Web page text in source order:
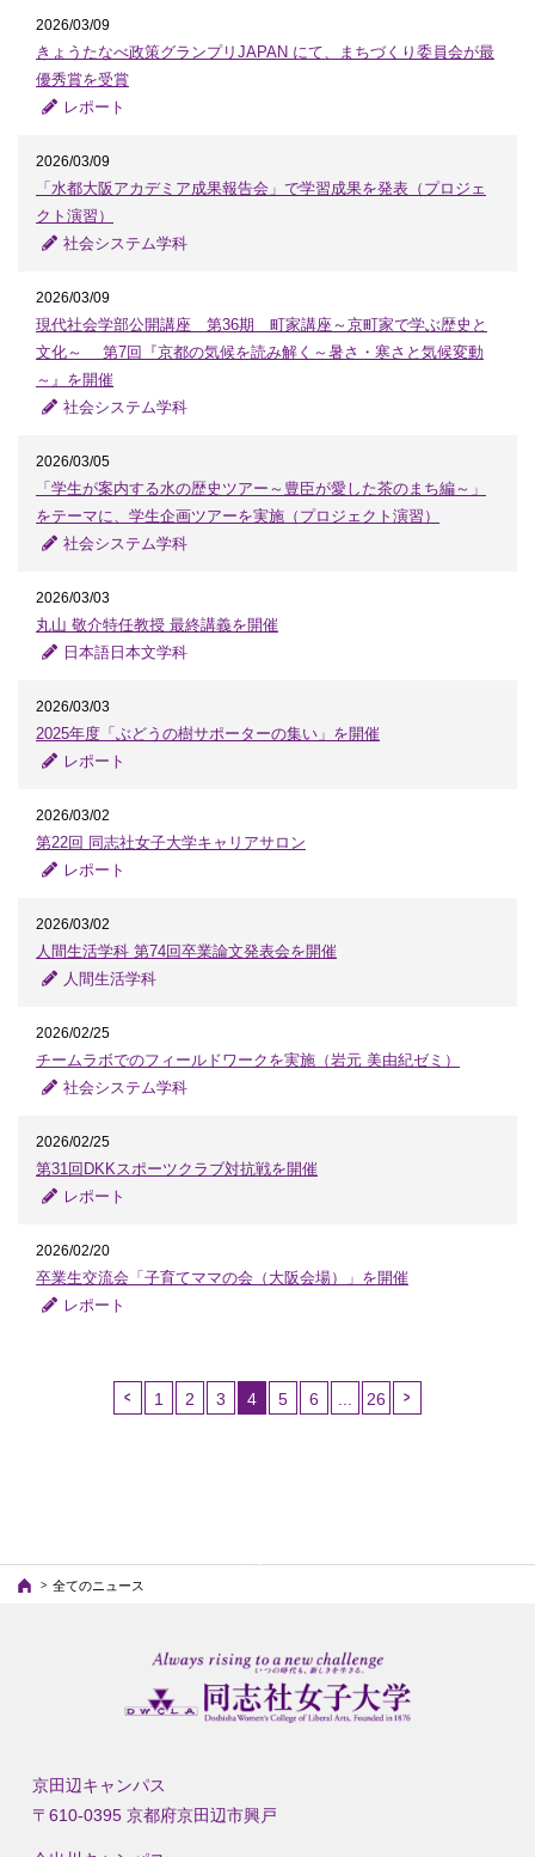
2026/03/09
きょうたなべ政策グランプリJAPAN にて、まちづくり委員会が最
優秀賞を受賞
レポート
2026/03/09
「水都大阪アカデミア成果報告会」で学習成果を発表（プロジェ
クト演習）
社会システム学科
2026/03/09
現代社会学部公開講座 第36期 町家講座～京町家で学ぶ歴史と
文化～ 第7回『京都の気候を読み解く～暑さ・寒さと気候変動
～』を開催
社会システム学科
2026/03/05
「学生が案内する水の歴史ツアー～豊臣が愛した茶のまち編～」
をテーマに、学生企画ツアーを実施（プロジェクト演習）
社会システム学科
2026/03/03
丸山 敬介特任教授 最終講義を開催
日本語日本文学科
2026/03/03
2025年度「ぶどうの樹サポーターの集い」を開催
レポート
2026/03/02
第22回 同志社女子大学キャリアサロン
レポート
2026/03/02
人間生活学科 第74回卒業論文発表会を開催
人間生活学科
2026/02/25
チームラボでのフィールドワークを実施（岩元 美由紀ゼミ）
社会システム学科
2026/02/25
第31回DKKスポーツクラブ対抗戦を開催
レポート
2026/02/20
卒業生交流会「子育てママの会（大阪会場）」を開催
レポート
1 2 3
4
ジ）
5 6 26
全てのニュース
京田辺キャンパス
〒610-0395 京都府京田辺市興戸